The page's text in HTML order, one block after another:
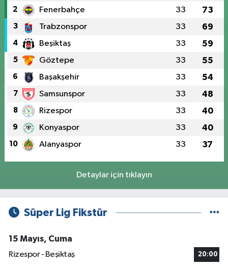
2 Fenerbahçe 33 73
3 Trabzonspor 33 69
4 Beşiktaş 33 59
5 Göztepe 33 55
6 Başakşehir 33 54
7 Samsunspor 33 48
8 Rizespor 33 40
9 Konyaspor 33 40
10 Alanyaspor 33 37
Detaylar için tıklayın
Süper Lig Fikstür
15 Mayıs, Cuma
Rizespor - Beşiktaş
20:00